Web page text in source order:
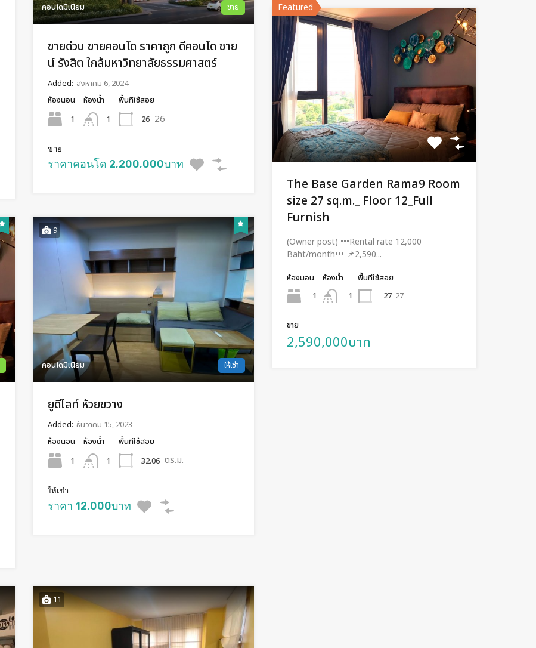
คอนโดมิเนียม ขาย
ขายด่วน ขายคอนโด ราคาถูก ดีคอนโด ชาย
น์ รังสิต ใกล้มหาวิทยาลัยธรรมศาสตร์​
Added: สิงหาคม 6, 2024
ห้องนอน
1
ห้องน้ำ
1
พื้นทีใช้สอย
26 26
ขาย
ราคาคอนโด 2,200,000บาท
9
คอนโดมิเนียม ให้เช่า
ยูดีไลท์ ห้วยขวาง
Added: ธันวาคม 15, 2023
ห้องนอน
1
ห้องน้ำ
1
พื้นทีใช้สอย
32.06 ตร.ม.
ให้เช่า
ราคา 12,000บาท
11
Featured
The Base Garden Rama9 Room
size 27 sq.m._ Floor 12_Full
Furnish
(Owner post) •••Rental rate 12,000
Baht/month••• 📌2,590...
ห้องนอน
1
ห้องน้ำ
1
พื้นทีใช้สอย
27 27
ขาย
2,590,000บาท